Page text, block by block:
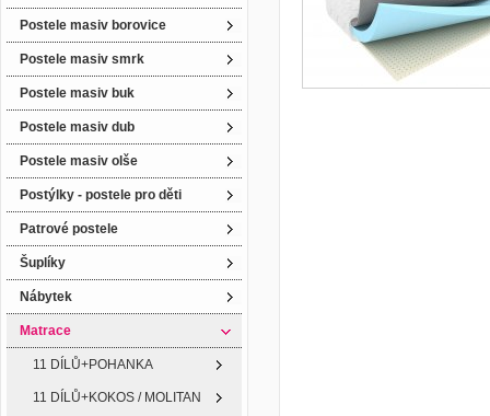
Postele masiv borovice
Postele masiv smrk
Postele masiv buk
Postele masiv dub
Postele masiv olše
Postýlky - postele pro děti
Patrové postele
Šuplíky
Nábytek
Matrace
11 DÍLŮ+POHANKA
11 DÍLŮ+KOKOS / MOLITAN